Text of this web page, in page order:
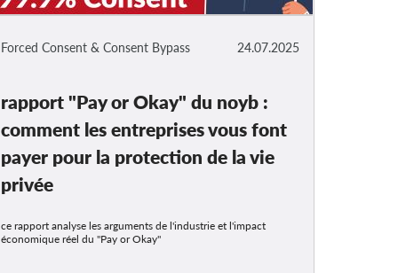
24.07.2025
Forced Consent & Consent Bypass
rapport "Pay or Okay" du noyb :
comment les entreprises vous font
payer pour la protection de la vie
privée
ce rapport analyse les arguments de l'industrie et l'impact
économique réel du "Pay or Okay"